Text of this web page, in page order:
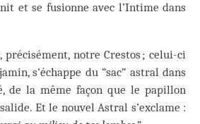
et se fusionne avec l’Intime dans
précisément, notre Crestos ; celui-ci
s’échappe du “sac” astral dans
de la même façon que le papillon
Et le nouvel Astral s’exclame :